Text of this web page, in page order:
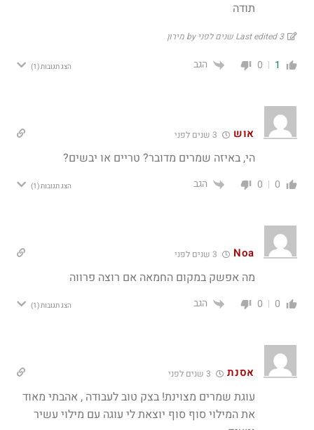
תודה
Last edited 3 שנים לפני by מירון
1
0 הגב הצג תגובות(1)
אוש
הי, באיזה שמרים מדובר? טריים או יבשים?
0
0 הגב הצג תגובות(1)
Noa
מה אפשק במקום החמאה אם רוצה פרווה
0
0 הגב הצג תגובות(1)
‫אסנת
עוגת שמרים מצוינת! בצק טוב לעבודה , אהבתי מאוד
את המילוי סוף סוף יוצאת לי עוגה עם מילוי עשיר